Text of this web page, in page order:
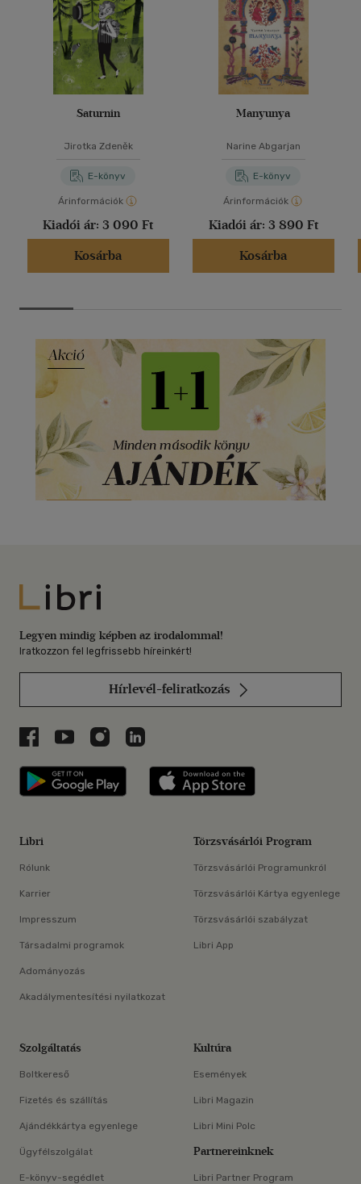
Saturnin
Jirotka Zdeněk
E-könyv
Árinformációk
Kiadói ár: 3 090 Ft
Kosárba
Manyunya
Narine Abgarjan
E-könyv
Árinformációk
Kiadói ár: 3 890 Ft
Kosárba
Libri
Legyen mindig képben az irodalommal!
Iratkozzon fel legfrissebb híreinkért!
Hírlevél-feliratkozás
Libri a Facebookon
Libri a Youtube-on
Libri az Instagramon
Libri a LinkedInen
Libri applikáció Szerezd meg: Google
Libri
Rólunk
Karrier
Impresszum
Társadalmi programok
Adományozás
Akadálymentesítési nyilatkozat
Törzsvásárlói Program
Törzsvásárlói Programunkról
Törzsvásárlói Kártya egyenlege
Törzsvásárlói szabályzat
Libri App
Szolgáltatás
Boltkereső
Fizetés és szállítás
Ajándékkártya egyenlege
Ügyfélszolgálat
E-könyv-segédlet
Kultúra
Események
Libri Magazin
Libri Mini Polc
Partnereinknek
Libri Partner Program